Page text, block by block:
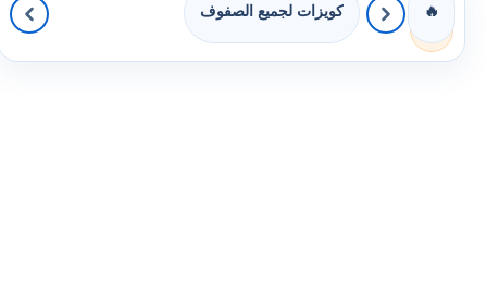
🔥 كويزات لجميع الصفوف